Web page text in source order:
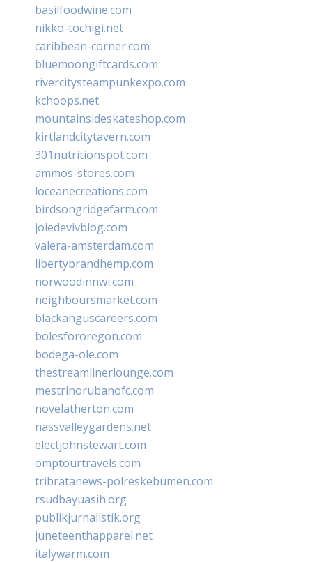
basilfoodwine.com
nikko-tochigi.net
caribbean-corner.com
bluemoongiftcards.com
rivercitysteampunkexpo.com
kchoops.net
mountainsideskateshop.com
kirtlandcitytavern.com
301nutritionspot.com
ammos-stores.com
loceanecreations.com
birdsongridgefarm.com
joiedevivblog.com
valera-amsterdam.com
libertybrandhemp.com
norwoodinnwi.com
neighboursmarket.com
blackanguscareers.com
bolesfororegon.com
bodega-ole.com
thestreamlinerlounge.com
mestrinorubanofc.com
novelatherton.com
nassvalleygardens.net
electjohnstewart.com
omptourtravels.com
tribratanews-polreskebumen.com
rsudbayuasih.org
publikjurnalistik.org
juneteenthapparel.net
italywarm.com